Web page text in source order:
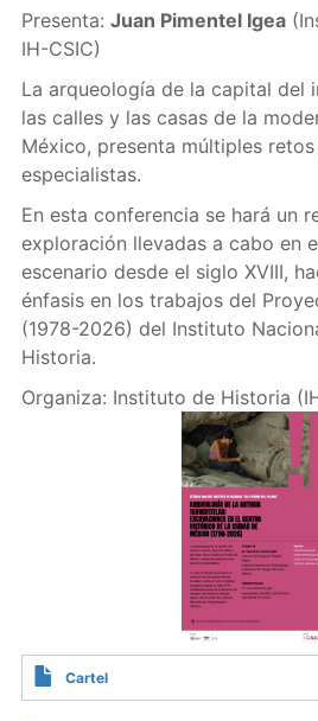
Presenta: Juan Pimentel Igea
IH-CSIC)
La arqueología de la capital del
las calles y las casas de la
México, presenta múltiples
especialistas.
En esta conferencia se hará un
exploración llevadas a cabo en
escenario desde el siglo XVIII,
énfasis en los trabajos del
(1978-2026) del Instituto
Historia.
Organiza: Instituto de Historia
Cartel